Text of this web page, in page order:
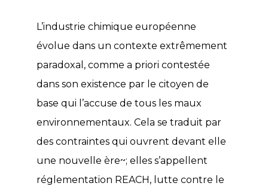
L’industrie chimique européenne
évolue dans un contexte extrêmement
paradoxal, comme a priori contestée
dans son existence par le citoyen de
base qui l’accuse de tous les maux
environnementaux. Cela se traduit par
des contraintes qui ouvrent devant elle
une nouvelle ère~; elles s’appellent
réglementation REACH, lutte contre le